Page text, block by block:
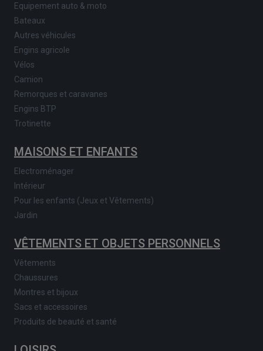
Equipement auto & moto
Bateaux
Autres véhicules
Engins agricole
Vélos
Camion
Remorques et caravanes
Engins BTP
Trotinette
MAISONS ET ENFANTS
Electroménager
Intérieur
Pour les enfants (Jeux et Vêtements)
Jardin
VÊTEMENTS ET OBJETS PERSONNELS
Vêtements
Chaussures
Montres et bijoux
Sacs et accessoires
Produits de beauté et santé